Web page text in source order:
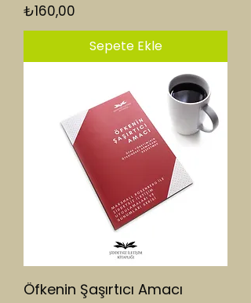
Fiyat
₺160,00
Sepete Ekle
Öfkenin Şaşırtıcı Amacı